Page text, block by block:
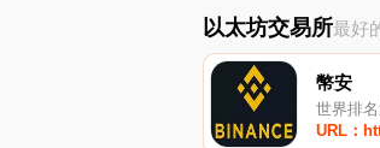
以太坊交易所最好
幣安
世界排
URL：